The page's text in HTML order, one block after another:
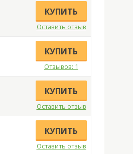
КУПИТЬ
Оставить отзыв
КУПИТЬ
Отзывов: 1
КУПИТЬ
Оставить отзыв
КУПИТЬ
Оставить отзыв